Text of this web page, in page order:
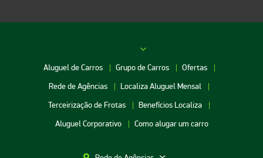
Aluguel de Carros Grupo de Carros
Ofertas
Rede de Agências
Localiza Aluguel Mensal
Terceirização de Frotas
Benefícios Localiza
Aluguel Corporativo
Como alugar um carro